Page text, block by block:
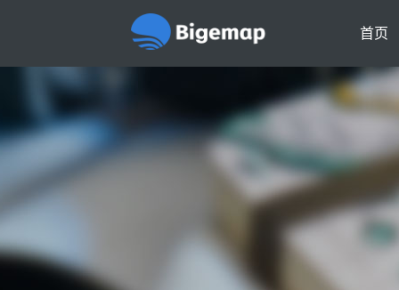
首页